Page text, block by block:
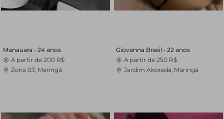
Manauara • 24 anos
A partir de 200 R$
Zona 03, Maringá
Giovanna Brasil • 22 anos
A partir de 250 R$
Jardim Alvorada, Maringá